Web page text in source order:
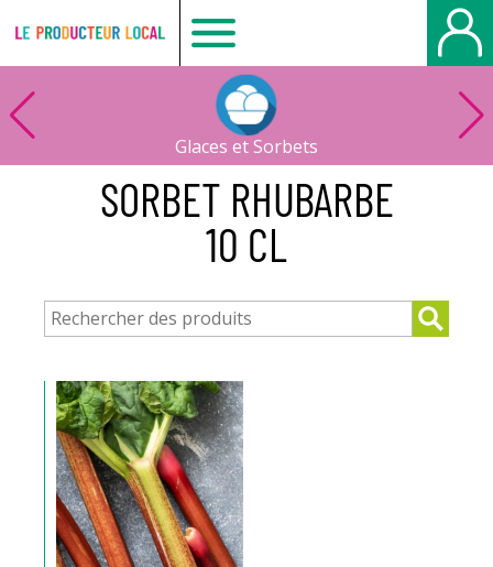
Le
producteur
local
Bois
Glaces et Sorbets
SORBET RHUBARBE
10 CL